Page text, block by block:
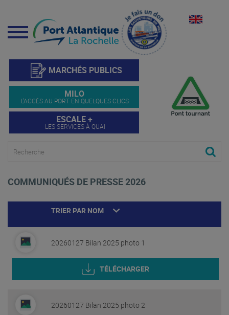
Menu
MARCHÉS PUBLICS
MILO
L'ACCÈS AU PORT EN QUELQUES CLICS
ESCALE +
LES SERVICES À QUAI
COMMUNIQUÉS DE PRESSE 2026
TRIER PAR NOM
20260127 Bilan 2025 photo 1
TÉLÉCHARGER
20260127 Bilan 2025 photo 2